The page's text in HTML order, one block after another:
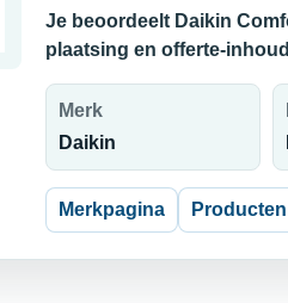
Je beoordeelt Daikin
plaatsing en offerte-
Merk
Daikin
Merkpagina Producten